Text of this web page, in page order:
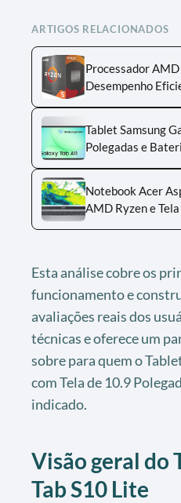
ARTIGOS RELACIONADOS
Processador
Desempenho
Tablet Samsung
Polegadas e
Notebook Acer
AMD Ryzen e
Esta análise cobre os
funcionamento e
avaliações reais dos
técnicas e oferece um
sobre para quem o
com Tela de 10.9
indicado.
Visão geral do
Tab S10 Lite